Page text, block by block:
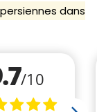
dans